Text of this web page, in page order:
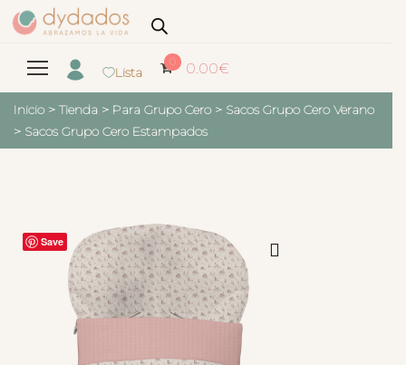
Lista
0 0.00€
Inicio > Tienda > Para Grupo Cero > Sacos Grupo Cero Verano
> Sacos Grupo Cero Estampados
Save